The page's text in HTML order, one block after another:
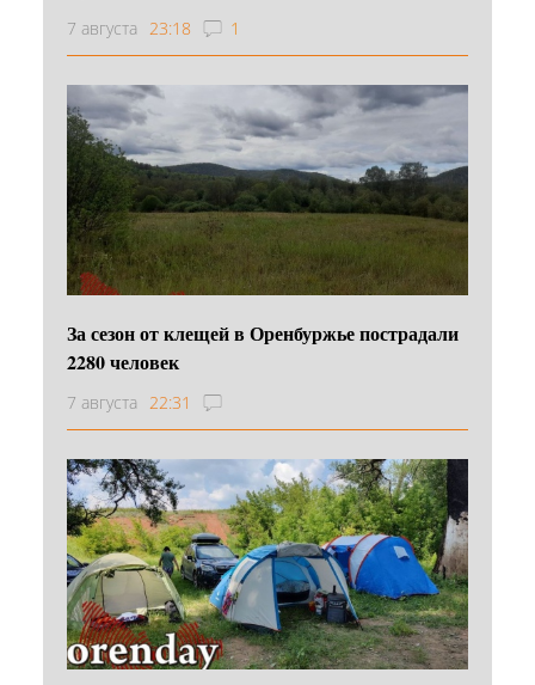
7 августа 23:18 1
За сезон от клещей в Оренбуржье пострадали
2280 человек
7 августа 22:31